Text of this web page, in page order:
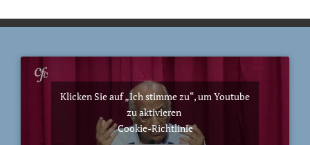
Klicken Sie auf „Ich stimme zu“, um Youtube
zu aktivieren
Cookie-Richtlinie